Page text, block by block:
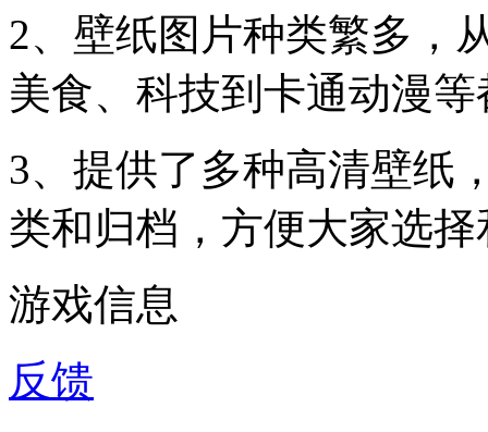
2、壁纸图片种类繁多，
美食、科技到卡通动漫等
3、提供了多种高清壁纸
类和归档，方便大家选
游戏信息
反馈